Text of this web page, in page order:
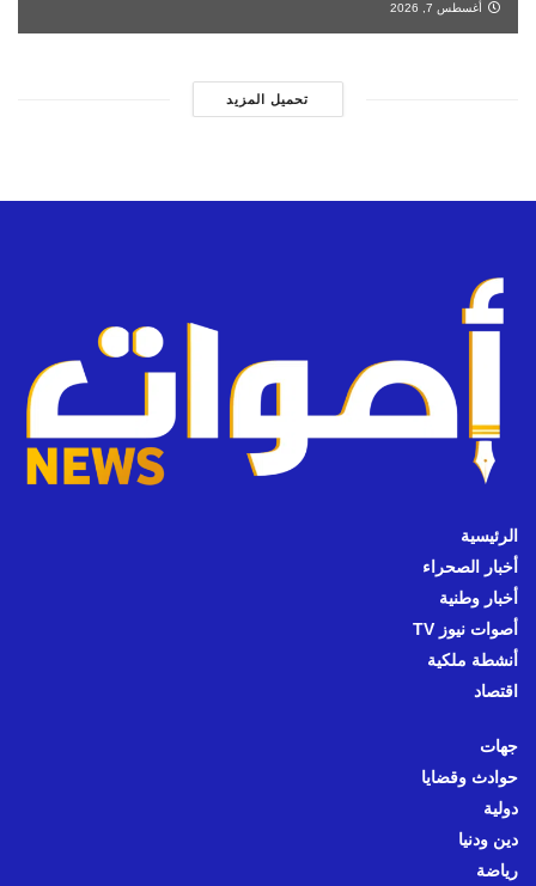
أغسطس 7, 2026
تحميل المزيد
الرئيسية
أخبار الصحراء
أخبار وطنية
أصوات نيوز TV
أنشطة ملكية
اقتصاد
جهات
حوادث وقضايا
دولية
دين ودنيا
رياضة